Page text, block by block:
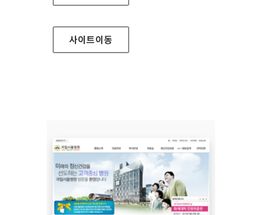
사이트이동